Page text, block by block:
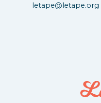
letape@letape.org